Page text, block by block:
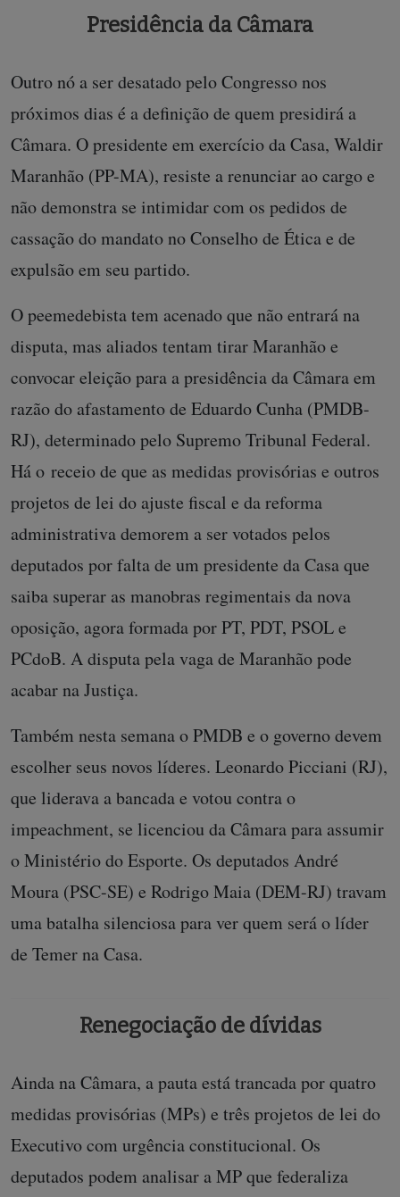
Presidência da Câmara
Outro nó a ser desatado pelo Congresso nos
próximos dias é a definição de quem presidirá a
Câmara. O presidente em exercício da Casa, Waldir
Maranhão (PP-MA), resiste a renunciar ao cargo e
não demonstra se intimidar com os pedidos de
cassação do mandato no Conselho de Ética e de
expulsão em seu partido.
O peemedebista tem acenado que não entrará na
disputa, mas aliados tentam tirar Maranhão e
convocar eleição para a presidência da Câmara em
razão do afastamento de Eduardo Cunha (PMDB-
RJ), determinado pelo Supremo Tribunal Federal.
Há o receio de que as medidas provisórias e outros
projetos de lei do ajuste fiscal e da reforma
administrativa demorem a ser votados pelos
deputados por falta de um presidente da Casa que
saiba superar as manobras regimentais da nova
oposição, agora formada por PT, PDT, PSOL e
PCdoB. A disputa pela vaga de Maranhão pode
acabar na Justiça.
Também nesta semana o PMDB e o governo devem
escolher seus novos líderes. Leonardo Picciani (RJ),
que liderava a bancada e votou contra o
impeachment, se licenciou da Câmara para assumir
o Ministério do Esporte. Os deputados André
Moura (PSC-SE) e Rodrigo Maia (DEM-RJ) travam
uma batalha silenciosa para ver quem será o líder
de Temer na Casa.
Renegociação de dívidas
Ainda na Câmara, a pauta está trancada por quatro
medidas provisórias (MPs) e três projetos de lei do
Executivo com urgência constitucional. Os
deputados podem analisar a MP que federaliza